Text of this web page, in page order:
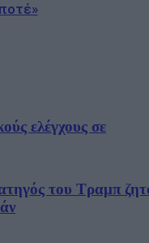
ελέγχους σε
του Τραμπ